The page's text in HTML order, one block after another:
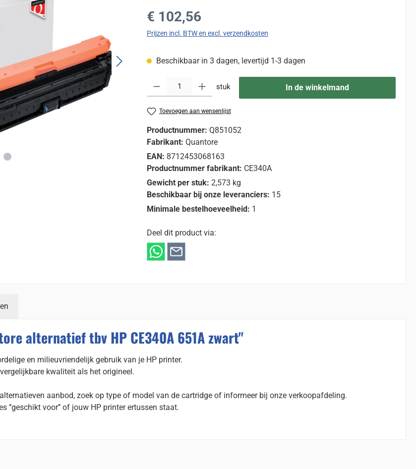
Normale prijs:
€ 102,56
Prijzen incl. BTW en excl. verzendkosten
Beschikbaar in 3 dagen, levertijd 1-3 dagen
Producthoeveelheid: Voer de gewenste hoeveelheid in of gebruik de knoppen om de
stuk In de winkelmand
Toevoegen aan wensenlijst
Productnummer: Q851052
Fabrikant: Quantore
EAN: 8712453068163
Productnummer fabrikant: CE340A
Gewicht per stuk: 2,573 kg
Beschikbaar bij onze leveranciers: 15
Minimale bestelhoeveelheid: 1
Deel dit product via:
alternatief tbv HP CE340A 651A zwart"
en milieuvriendelijk gebruik van je HP printer.
kwaliteit als het origineel.
aanbod, zoek op type of model van de cartridge of informeer bij onze verkoopafdeling.
voor’’ of jouw HP printer ertussen staat.